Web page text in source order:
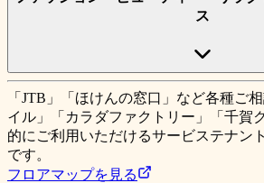
ス
「JTB」「ほけんの窓口」など各種ご
イル」「カラダファクトリー」「千賀
的にご利用いただけるサービステナン
です。
フロアマップを見る